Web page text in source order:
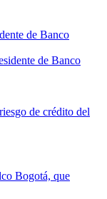
de Banco
de crédito del
Bogotá, que